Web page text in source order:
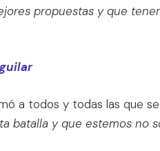
propuestas y que
a todos y todas las que
batalla y que estemos no